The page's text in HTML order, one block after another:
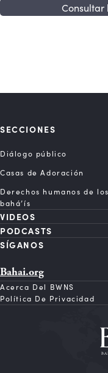
Consultar
SECCIONES
Diálogo público
Casas de Adoración
Derechos humanos de los
bahá’ís
VIDEOS
PODCASTS
SÍGANOS
Bahai.org
Acerca Del BWNS
Política De Privacidad